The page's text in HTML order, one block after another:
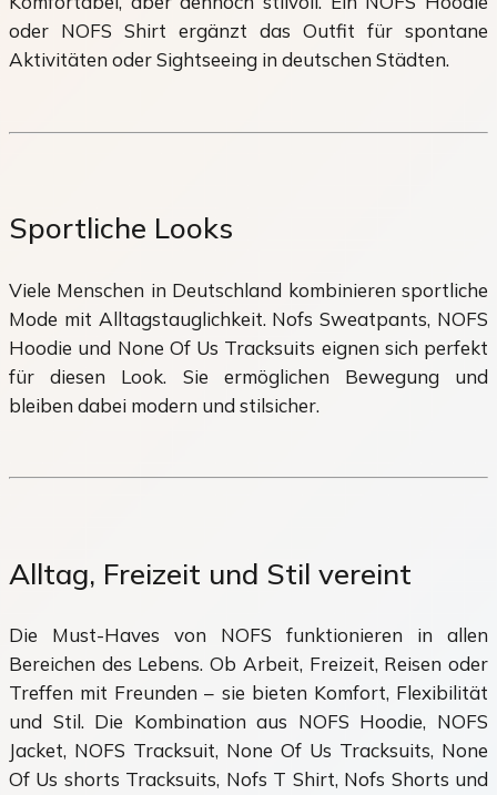
oder NOFS Shirt ergänzt das Outfit für spontane
Aktivitäten oder Sightseeing in deutschen Städten.
Sportliche Looks
Viele Menschen in Deutschland kombinieren sportliche
Mode mit Alltagstauglichkeit. Nofs Sweatpants, NOFS
Hoodie und None Of Us Tracksuits eignen sich perfekt
für diesen Look. Sie ermöglichen Bewegung und
bleiben dabei modern und stilsicher.
Alltag, Freizeit und Stil vereint
Die Must-Haves von NOFS funktionieren in allen
Bereichen des Lebens. Ob Arbeit, Freizeit, Reisen oder
Treffen mit Freunden – sie bieten Komfort, Flexibilität
und Stil. Die Kombination aus NOFS Hoodie, NOFS
Jacket, NOFS Tracksuit, None Of Us Tracksuits, None
Of Us shorts Tracksuits, Nofs T Shirt, Nofs Shorts und